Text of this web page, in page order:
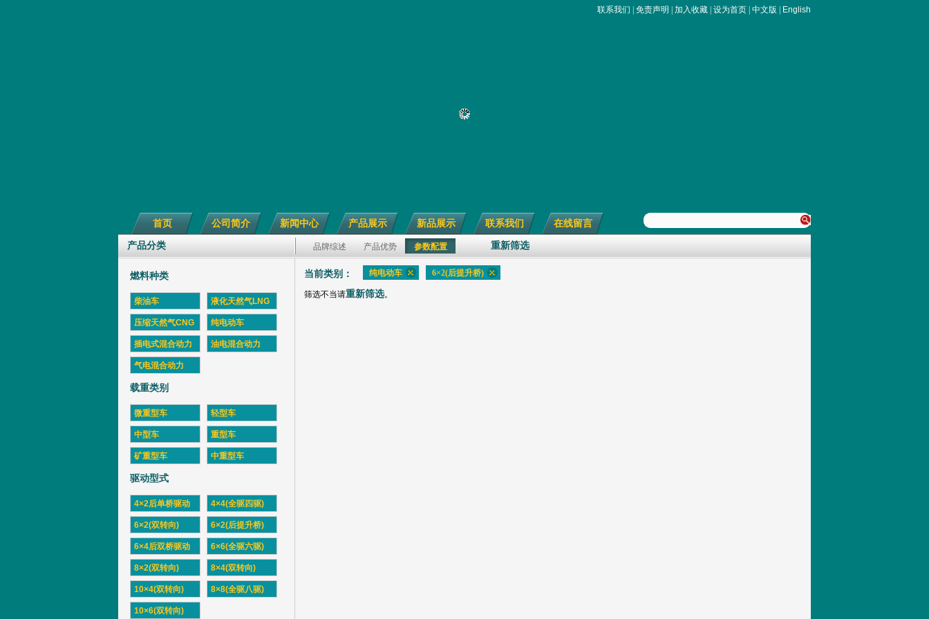
联系我们 免责声明 加入收藏 设为首页 中文版 English
首页 公司简介 新闻中心 产品展示 新品展示 联系我们 在线留言
产品分类 品牌综述 产品优势 参数配置 重新筛选
燃料种类
柴油车 液化天然气LNG
压缩天然气CNG 纯电动车
插电式混合动力 油电混合动力
气电混合动力
载重类别
微重型车 轻型车
中型车 重型车
矿重型车 中重型车
驱动型式
4×2后单桥驱动 4×4(全驱四驱)
6×2(双转向) 6×2(后提升桥)
6×4后双桥驱动 6×6(全驱六驱)
8×2(双转向) 8×4(双转向)
10×4(双转向) 8×8(全驱八驱)
10×6(双转向)
当前类别： 纯电动车 6×2(后提升桥)
筛选不当请重新筛选。